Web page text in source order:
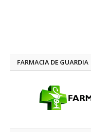
FARMACIA DE GUARDIA